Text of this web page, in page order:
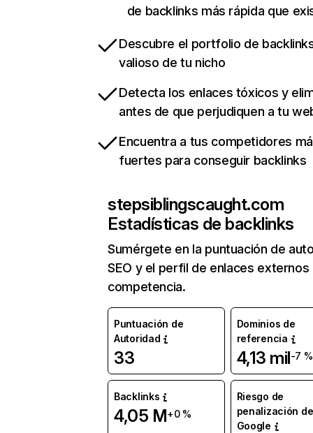
de backlinks más rápida que
Descubre el portfolio de
valioso de tu nicho
Detecta los enlaces tóxicos y
antes de que perjudiquen a tu
Encuentra a tus competidores
fuertes para conseguir backlinks
stepsiblingscaught.com
Estadísticas de backlinks
Sumérgete en la puntuación de
SEO y el perfil de enlaces externos
competencia.
Puntuación de
Autoridad
33
Dominios de
referencia
4,13 mil-7 %
Backlinks
4,05 M+0 %
Riesgo de
penalización de
Google